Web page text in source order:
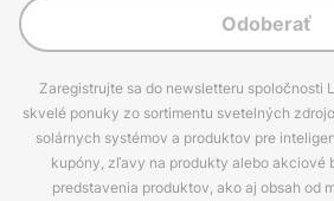
Odoberať
Zaregistrujte sa do newsletteru spoločnosti
skvelé ponuky zo sortimentu svetelných
solárnych systémov a produktov pre
kupóny, zľavy na produkty alebo akciové
predstavenia produktov, ako aj obsah od